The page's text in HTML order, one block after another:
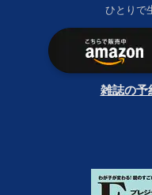
ひとりで
雑誌の予